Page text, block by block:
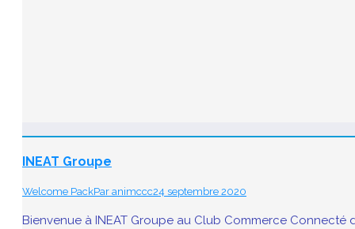
INEAT Groupe
Welcome PackPar animccc24 septembre 2020
Bienvenue à INEAT Groupe au Club Commerce